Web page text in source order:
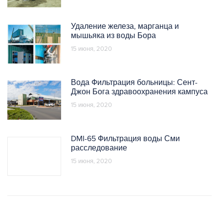
Удаление железа, марганца и
мышьяка из воды Бора
15 июня, 2020
Вода Фильтрация больницы: Сент-
Джон Бога здравоохранения кампуса
15 июня, 2020
DMI-65 Фильтрация воды Сми
расследование
15 июня, 2020